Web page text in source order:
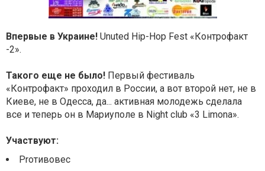
Впервые в Украине! Unuted Hip-Hop Fest «Контрофакт
-2».
Такого еще не было! Первый фестиваль
«Контрофакт» проходил в России, а вот второй нет, не в
Киеве, не в Одесса, да... активная молодежь сделала
все и теперь он в Мариуполе в Night club «3 Limona».
Участвуют:
Proтивовес